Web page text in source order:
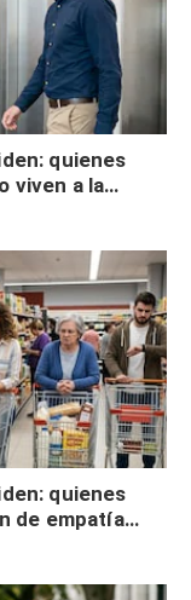
quienes
viven a la
quienes
de empatía
autocontrol